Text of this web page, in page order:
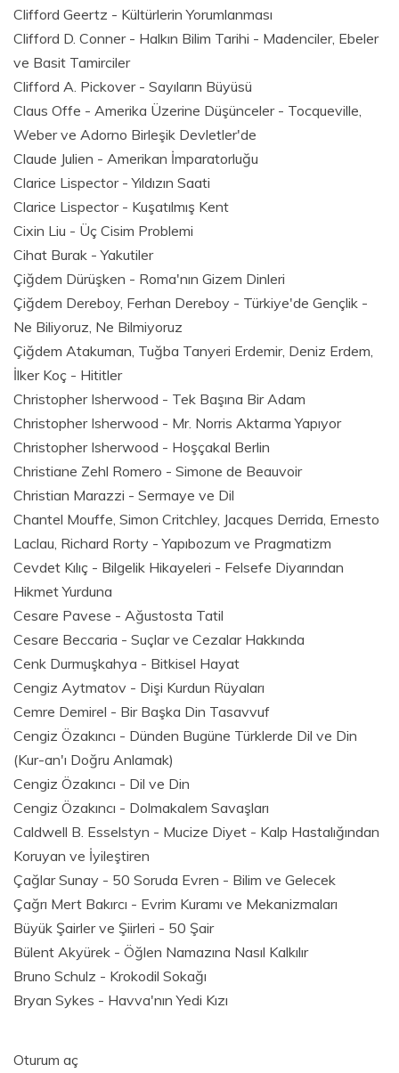
Clifford Geertz - Kültürlerin Yorumlanması
Clifford D. Conner - Halkın Bilim Tarihi - Madenciler, Ebeler
ve Basit Tamirciler
Clifford A. Pickover - Sayıların Büyüsü
Claus Offe - Amerika Üzerine Düşünceler - Tocqueville,
Weber ve Adorno Birleşik Devletler'de
Claude Julien - Amerikan İmparatorluğu
Clarice Lispector - Yıldızın Saati
Clarice Lispector - Kuşatılmış Kent
Cixin Liu - Üç Cisim Problemi
Cihat Burak - Yakutiler
Çiğdem Dürüşken - Roma'nın Gizem Dinleri
Çiğdem Dereboy, Ferhan Dereboy - Türkiye'de Gençlik -
Ne Biliyoruz, Ne Bilmiyoruz
Çiğdem Atakuman, Tuğba Tanyeri Erdemir, Deniz Erdem,
İlker Koç - Hititler
Christopher Isherwood - Tek Başına Bir Adam
Christopher Isherwood - Mr. Norris Aktarma Yapıyor
Christopher Isherwood - Hoşçakal Berlin
Christiane Zehl Romero - Simone de Beauvoir
Christian Marazzi - Sermaye ve Dil
Chantel Mouffe, Simon Critchley, Jacques Derrida, Ernesto
Laclau, Richard Rorty - Yapıbozum ve Pragmatizm
Cevdet Kılıç - Bilgelik Hikayeleri - Felsefe Diyarından
Hikmet Yurduna
Cesare Pavese - Ağustosta Tatil
Cesare Beccaria - Suçlar ve Cezalar Hakkında
Cenk Durmuşkahya - Bitkisel Hayat
Cengiz Aytmatov - Dişi Kurdun Rüyaları
Cemre Demirel - Bir Başka Din Tasavvuf
Cengiz Özakıncı - Dünden Bugüne Türklerde Dil ve Din
(Kur-an'ı Doğru Anlamak)
Cengiz Özakıncı - Dil ve Din
Cengiz Özakıncı - Dolmakalem Savaşları
Caldwell B. Esselstyn - Mucize Diyet - Kalp Hastalığından
Koruyan ve İyileştiren
Çağlar Sunay - 50 Soruda Evren - Bilim ve Gelecek
Çağrı Mert Bakırcı - Evrim Kuramı ve Mekanizmaları
Büyük Şairler ve Şiirleri - 50 Şair
Bülent Akyürek - Öğlen Namazına Nasıl Kalkılır
Bruno Schulz - Krokodil Sokağı
Bryan Sykes - Havva'nın Yedi Kızı
Oturum aç